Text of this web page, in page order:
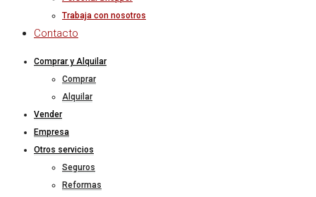
Trabaja con nosotros
Contacto
Comprar y Alquilar
Comprar
Alquilar
Vender
Empresa
Otros servicios
Seguros
Reformas